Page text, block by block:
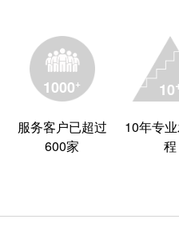
1000+
服务客户已超过
600家
10
10年专
程